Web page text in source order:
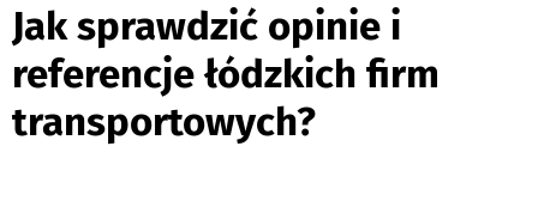
Jak sprawdzić opinie i
referencje łódzkich firm
transportowych?